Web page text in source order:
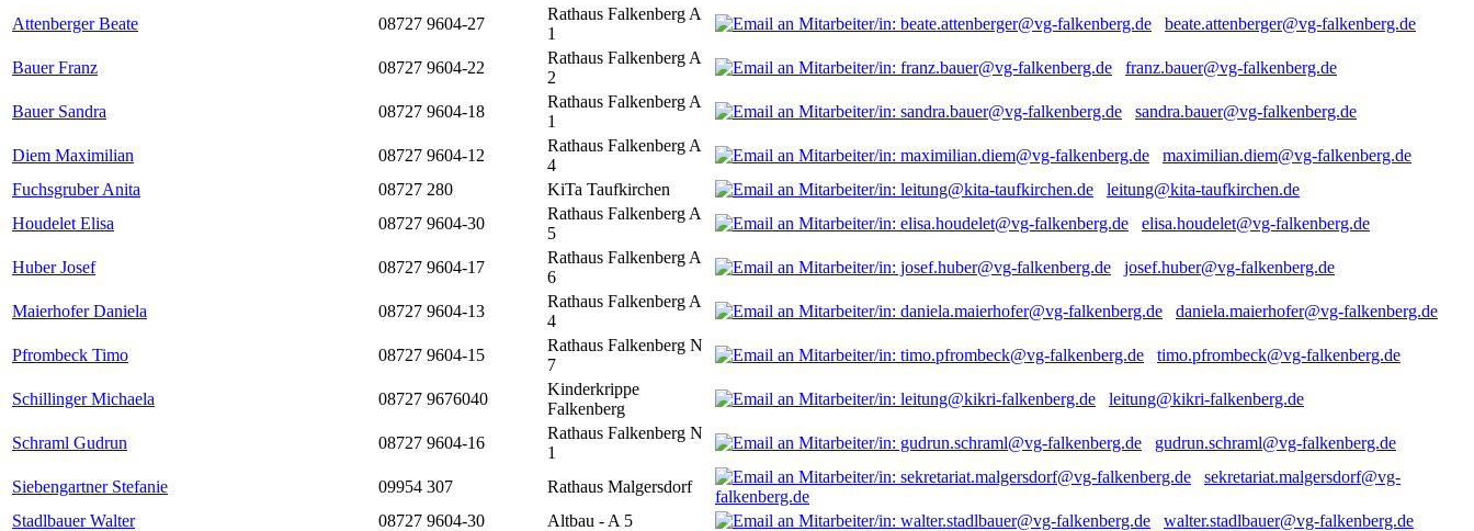
Attenberger Beate 08727 9604-27
Rathaus Falkenberg A
1
beate.attenberger@vg-falkenberg.de
Bauer Franz 08727 9604-22
Rathaus Falkenberg A
2
franz.bauer@vg-falkenberg.de
Bauer Sandra 08727 9604-18
Rathaus Falkenberg A
1
sandra.bauer@vg-falkenberg.de
Diem Maximilian 08727 9604-12
Rathaus Falkenberg A
4
maximilian.diem@vg-falkenberg.de
Fuchsgruber Anita
08727 280 KiTa Taufkirchen
leitung@kita-taufkirchen.de
Houdelet Elisa
08727 9604-30
Rathaus Falkenberg A
5
elisa.houdelet@vg-falkenberg.de
Huber Josef 08727 9604-17
Rathaus Falkenberg A
6
josef.huber@vg-falkenberg.de
Maierhofer Daniela 08727 9604-13
Rathaus Falkenberg A
4
daniela.maierhofer@vg-falkenberg.de
Pfrombeck Timo 08727 9604-15
Rathaus Falkenberg N
7
timo.pfrombeck@vg-falkenberg.de
Schillinger Michaela 08727 9676040
Kinderkrippe
Falkenberg
leitung@kikri-falkenberg.de
Schraml Gudrun 08727 9604-16
Rathaus Falkenberg N
1
gudrun.schraml@vg-falkenberg.de
Siebengartner Stefanie 09954 307 Rathaus Malgersdorf
sekretariat.malgersdorf@vg-
falkenberg.de
Stadlbauer Walter
08727 9604-30 Altbau - A 5
walter.stadlbauer@vg-falkenberg.de